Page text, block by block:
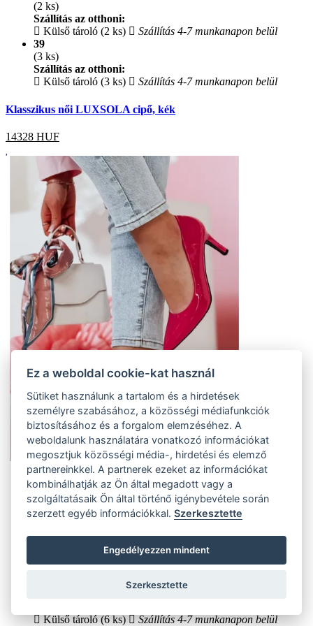
(2 ks)
Szállítás az otthoni:
Külső tároló (2 ks)
Szállítás 4-7 munkanapon belül
39
(3 ks)
Szállítás az otthoni:
Külső tároló (3 ks)
Szállítás 4-7 munkanapon belül
Klasszikus női LUXSOLA cipő, kék
14328 HUF
37
(4 ks)
Szállítás az otthoni:
Külső tároló (4 ks)
Szállítás 4-7 munkanapon belül
Szállítás az otthoni:
Külső tároló (6 ks)
Szállítás 4-7 munkanapon belül
Ez a weboldal cookie-kat használ
Sütiket használunk a tartalom és a hirdetések
személyre szabásához, a közösségi médiafunkciók
biztosításához és a forgalom elemzéséhez. A
weboldalunk használatára vonatkozó információkat
megosztjuk közösségi média-, hirdetési és elemző
partnereinkkel. A partnerek ezeket az információkat
kombinálhatják az Ön által megadott vagy a
szolgáltatásaik Ön által történő igénybevétele során
szerzett egyéb információkkal.Szerkesztette
Engedélyezzen mindent
Szerkesztette